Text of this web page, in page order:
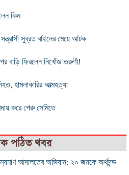
কিম
সন্ত্রাসী সুব্রত বাইনের মেয়ে আটক
বাড়ি ফিরলেন নিখোঁজ তরুণী!
হামলাকারির আত্মহত্যা
করে পেরু সেমিতে
পঠিত খবর
আদালতের অভিযান: ২০ জনকে অর্থদন্ড